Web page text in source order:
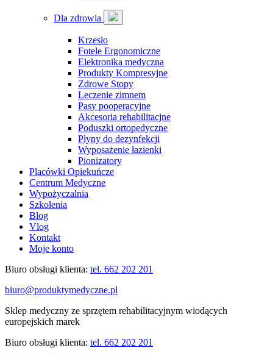
Dla zdrowia
Krzesło
Fotele Ergonomiczne
Elektronika medyczna
Produkty Kompresyjne
Zdrowe Stopy
Leczenie zimnem
Pasy pooperacyjne
Akcesoria rehabilitacjne
Poduszki ortopedyczne
Płyny do dezynfekcji
Wyposażenie łazienki
Pionizatory
Placówki Opiekuńcze
Centrum Medyczne
Wypożyczalnia
Szkolenia
Blog
Vlog
Kontakt
Moje konto
Biuro obsługi klienta: tel. 662 202 201
biuro@produktymedyczne.pl
Sklep medyczny ze sprzętem rehabilitacyjnym wiodących
europejskich marek
Biuro obsługi klienta: tel. 662 202 201